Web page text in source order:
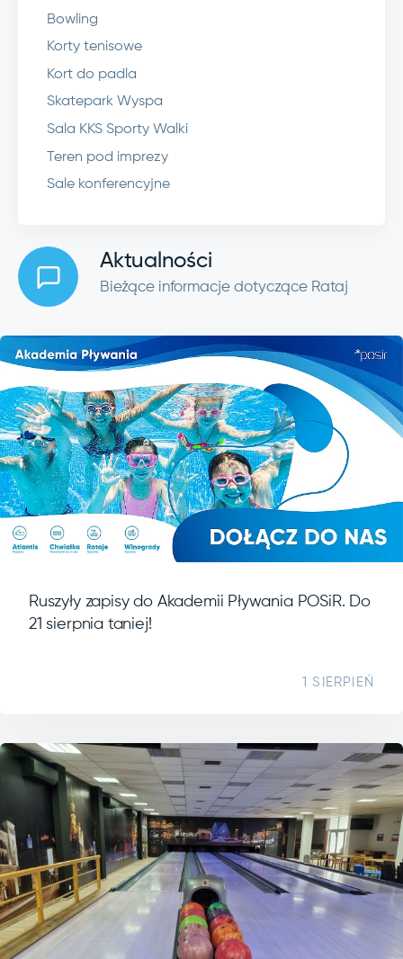
Bowling
Korty tenisowe
Kort do padla
Skatepark Wyspa
Sala KKS Sporty Walki
Teren pod imprezy
Sale konferencyjne
Aktualności
Bieżące informacje dotyczące Rataj
Ruszyły zapisy do Akademii Pływania POSiR. Do
21 sierpnia taniej!
1 SIERPIEŃ